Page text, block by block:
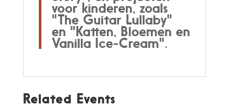
voor kinderen, zoals
"The Guitar Lullaby"
en "Katten, Bloemen en
Vanilla Ice-Cream".
Related Events